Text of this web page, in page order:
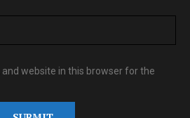
website in this browser for the